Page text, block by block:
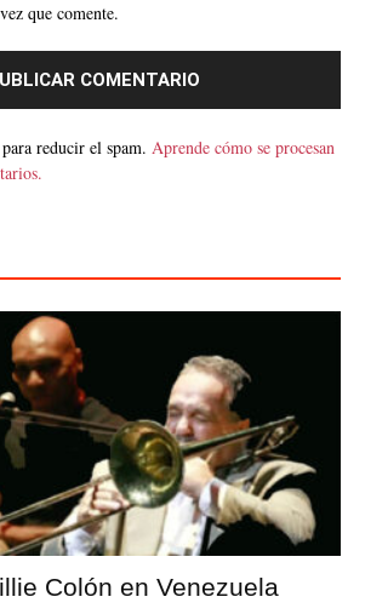
que comente.
reducir el spam. Aprende cómo se procesan
Colón en Venezuela